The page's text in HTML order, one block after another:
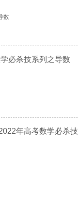
数
必杀技系列之导数